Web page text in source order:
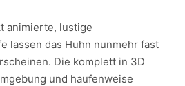
animierte, lustige
lassen das Huhn nunmehr fast
Die komplett in 3D
und haufenweise